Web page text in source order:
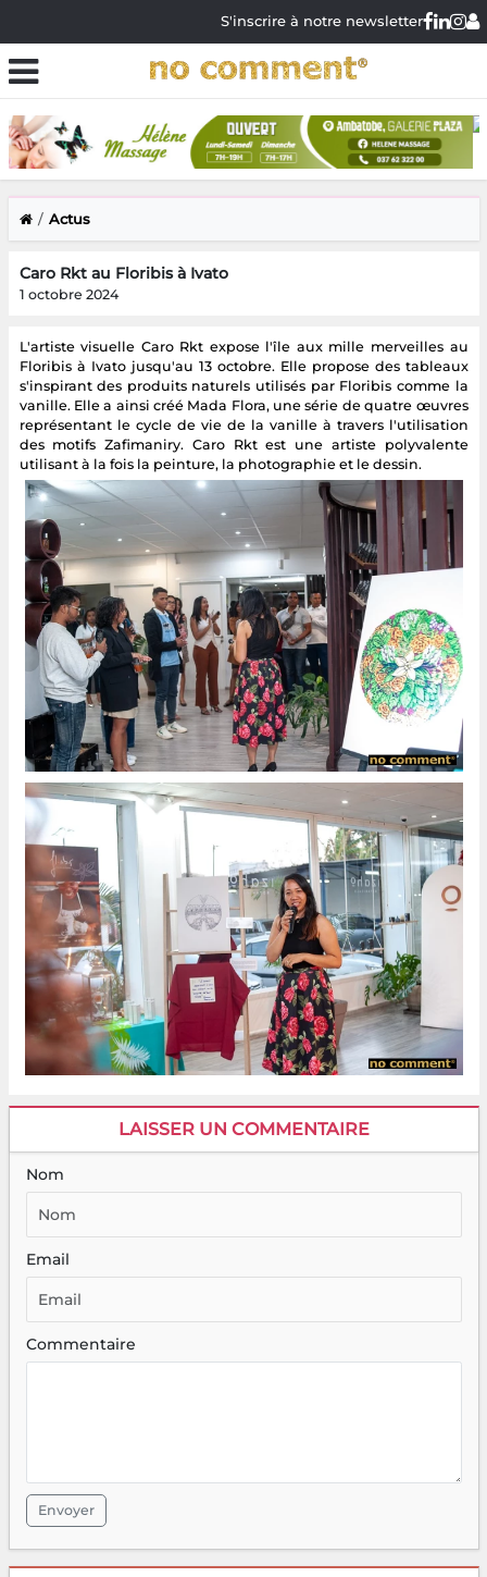
S'inscrire à notre newsletter
Actus
Caro Rkt au Floribis à Ivato
1 octobre 2024
L'artiste visuelle Caro Rkt expose l'île aux mille merveilles au
Floribis à Ivato jusqu'au 13 octobre. Elle propose des tableaux
s'inspirant des produits naturels utilisés par Floribis comme la
vanille. Elle a ainsi créé Mada Flora, une série de quatre œuvres
représentant le cycle de vie de la vanille à travers l'utilisation
des motifs Zafimaniry. Caro Rkt est une artiste polyvalente
utilisant à la fois la peinture, la photographie et le dessin.
LAISSER UN COMMENTAIRE
Nom
Email
Commentaire
Envoyer